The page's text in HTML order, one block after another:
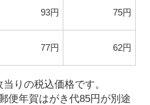
93円 75円
77円 62円
りの税込価格です。
便年賀はがき代85円が別途